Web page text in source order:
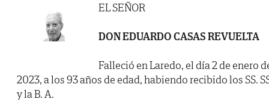
EL SEÑOR
DON EDUARDO CASAS REVUELTA
Falleció en Laredo, el día 2 de enero
2023, a los 93 años de edad, habiendo recibido los SS.
y la B. A.